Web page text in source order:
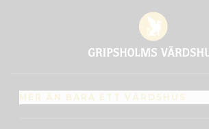
MER ÄN BARA ETT VÄRDSHUS